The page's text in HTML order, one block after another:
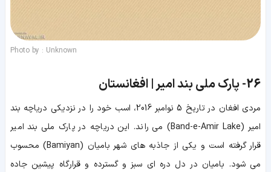
Photo by : Unknown
26- پارک ملی بند امیر | افغانستان
مردی افغان در تاریخ 5 نوامبر 2016، اسب خود را در نزدیکی دریاچه بند
امیر (Band-e-Amir Lake) می راند. این دریاچه در پارک ملی بند امیر
قرار گرفته است و یکی از جاذبه های شهر بامیان (Bamiyan) محسوب
می شود. بامیان در دل دره ای سبز و گسترده و قرارگاه پیشین جاده